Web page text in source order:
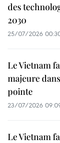
des
2030
25/07/2026
Le Vietnam
majeure
pointe
23/07/2026
Le Vietnam